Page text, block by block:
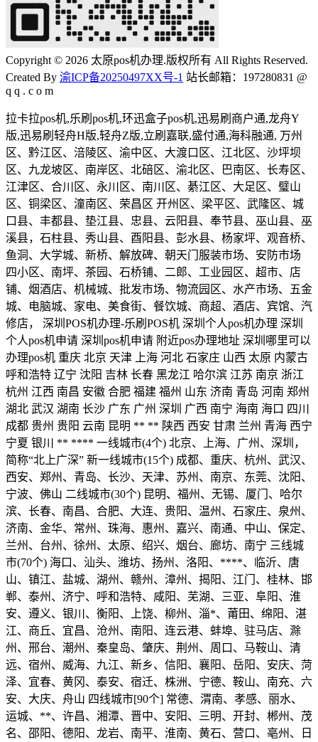
Copyright © 2026 太原pos机办理.版权所有 All Rights Reserved.
Created By 渝ICP备20250497XX号-1 站长邮箱：197280831 @
q q . c o m
拉卡拉pos机,乐刷pos机,环迅盒子pos机,迅易刷商户通,龙舟Y
版,迅易刷轻舟H版,轻舟Z版,立刷嘉联,盛付通,海科融通, 万州
区、黔江区、涪陵区、渝中区、大渡口区、江北区、沙坪坝
区、九龙坡区、南岸区、北碚区、渝北区、巴南区、长寿区、
江津区、合川区、永川区、南川区、綦江区、大足区、璧山
区、铜梁区、潼南区、荣昌区 开州区、梁平区、武隆区、城
口县、丰都县、垫江县、忠县、云阳县、奉节县、巫山县、巫
溪县，石柱县、秀山县、酉阳县、彭水县、杨家坪、观音桥、
鱼洞、大学城、新桥、解放碑、朝天门服装市场、安防市场
四小区、南坪、茶园、石桥铺、二郎、工业园区、超市、店
铺、烟酒店、机械城、批发市场、物流园区、水产市场、五金
城、电脑城、家电、美食街、餐饮城、商超、酒店、宾馆、汽
修店， 深圳POS机办理-乐刷POS机 深圳个人pos机办理 深圳
个人pos机申请 深圳pos机申请 附近pos办理地址 深圳哪里可以
办理pos机 重庆 北京 天津 上海 河北 石家庄 山西 太原 内蒙古
呼和浩特 辽宁 沈阳 吉林 长春 黑龙江 哈尔滨 江苏 南京 浙江
杭州 江西 南昌 安徽 合肥 福建 福州 山东 济南 青岛 河南 郑州
湖北 武汉 湖南 长沙 广东 广州 深圳 广西 南宁 海南 海口 四川
成都 贵州 贵阳 云南 昆明 ** ** 陕西 西安 甘肃 兰州 青海 西宁
宁夏 银川 ** **** 一线城市(4个) 北京、上海、广州、深圳，
简称“北上广深” 新一线城市(15个) 成都、重庆、杭州、武汉、
西安、郑州、青岛、长沙、天津、苏州、南京、东莞、沈阳、
宁波、佛山 二线城市(30个) 昆明、福州、无锡、厦门、哈尔
滨、长春、南昌、合肥、大连、贵阳、温州、石家庄、泉州、
济南、金华、常州、珠海、惠州、嘉兴、南通、中山、保定、
兰州、台州、徐州、太原、绍兴、烟台、廊坊、南宁 三线城
市(70个) 海口、汕头、潍坊、扬州、洛阳、****、临沂、唐
山、镇江、盐城、湖州、赣州、漳州、揭阳、江门、桂林、邯
郸、泰州、济宁、呼和浩特、咸阳、芜湖、三亚、阜阳、淮
安、遵义、银川、衡阳、上饶、柳州、淄*、莆田、绵阳、湛
江、商丘、宜昌、沧州、南阳、连云港、蚌埠、驻马店、滁
州、邢台、潮州、秦皇岛、肇庆、荆州、周口、马鞍山、清
远、宿州、威海、九江、新乡、信阳、襄阳、岳阳、安庆、菏
泽、宜春、黄冈、泰安、宿迁、株洲、宁德、鞍山、南充、六
安、大庆、舟山 四线城市[90个] 常德、渭南、孝感、丽水、
运城、**、许昌、湘潭、晋中、安阳、三明、开封、郴州、茂
名、邵阳、德阳、龙岩、南平、淮南、黄石、营口、亳州、日